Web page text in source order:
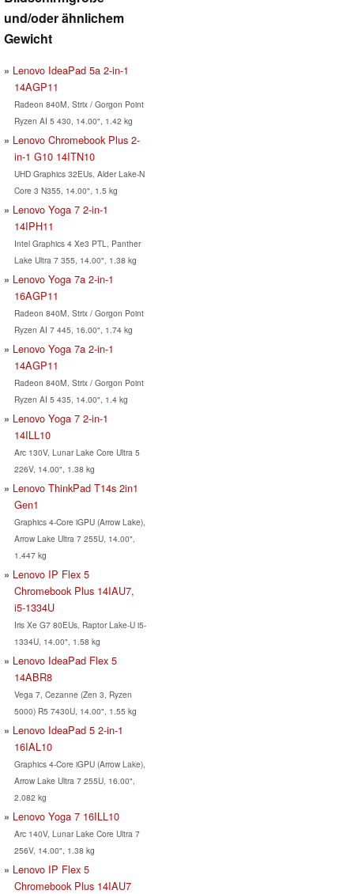
und/oder ähnlichem
Gewicht
Lenovo IdeaPad 5a 2-in-1
14AGP11
Radeon 840M, Strix / Gorgon Point
Ryzen AI 5 430, 14.00", 1.42 kg
Lenovo Chromebook Plus 2-
in-1 G10 14ITN10
UHD Graphics 32EUs, Alder Lake-N
Core 3 N355, 14.00", 1.5 kg
Lenovo Yoga 7 2-in-1
14IPH11
Intel Graphics 4 Xe3 PTL, Panther
Lake Ultra 7 355, 14.00", 1.38 kg
Lenovo Yoga 7a 2-in-1
16AGP11
Radeon 840M, Strix / Gorgon Point
Ryzen AI 7 445, 16.00", 1.74 kg
Lenovo Yoga 7a 2-in-1
14AGP11
Radeon 840M, Strix / Gorgon Point
Ryzen AI 5 435, 14.00", 1.4 kg
Lenovo Yoga 7 2-in-1
14ILL10
Arc 130V, Lunar Lake Core Ultra 5
226V, 14.00", 1.38 kg
Lenovo ThinkPad T14s 2in1
Gen1
Graphics 4-Core iGPU (Arrow Lake),
Arrow Lake Ultra 7 255U, 14.00",
1.447 kg
Lenovo IP Flex 5
Chromebook Plus 14IAU7,
i5-1334U
Iris Xe G7 80EUs, Raptor Lake-U i5-
1334U, 14.00", 1.58 kg
Lenovo IdeaPad Flex 5
14ABR8
Vega 7, Cezanne (Zen 3, Ryzen
5000) R5 7430U, 14.00", 1.55 kg
Lenovo IdeaPad 5 2-in-1
16IAL10
Graphics 4-Core iGPU (Arrow Lake),
Arrow Lake Ultra 7 255U, 16.00",
2.082 kg
Lenovo Yoga 7 16ILL10
Arc 140V, Lunar Lake Core Ultra 7
256V, 14.00", 1.38 kg
Lenovo IP Flex 5
Chromebook Plus 14IAU7